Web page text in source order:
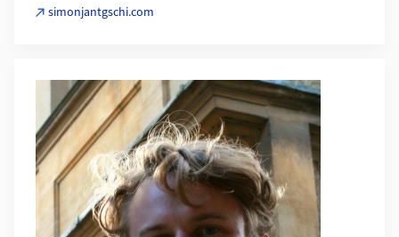
simonjantgschi.com